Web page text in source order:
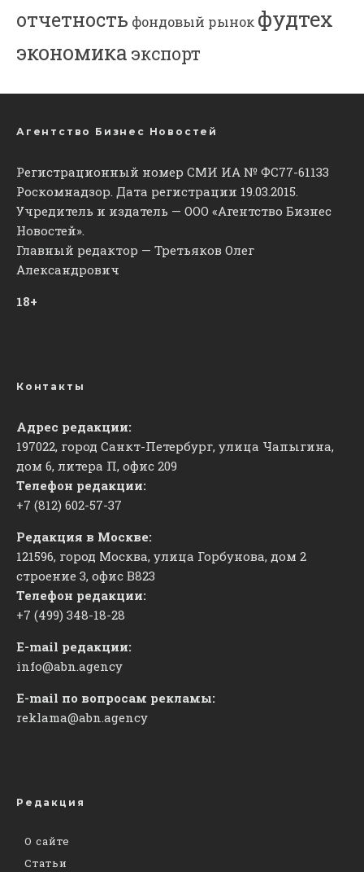
отчетность фондовый рынок фудтех
экономика экспорт
Агентство Бизнес Новостей
Регистрационный номер СМИ ИА № ФС77-61133
Роскомнадзор. Дата регистрации 19.03.2015.
Учредитель и издатель — ООО «Агентство Бизнес
Новостей».
Главный редактор — Третьяков Олег
Александрович
18+
Контакты
Адрес редакции:
197022, город Санкт-Петербург, улица Чапыгина,
дом 6, литера П, офис 209
Телефон редакции:
+7 (812) 602-57-37
Редакция в Москве:
121596, город Москва, улица Горбунова, дом 2
строение 3, офис ​В823
Телефон редакции:
+7 (499) 348-18-28
E-mail редакции:
info@abn.agency
E-mail по вопросам рекламы:
reklama@abn.agency
Редакция
О сайте
Статьи